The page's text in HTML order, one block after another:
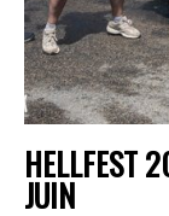
HELLFEST
JUIN